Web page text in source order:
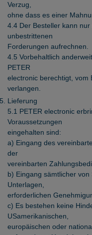
Verzug,
ohne dass es einer
4.4 Der Besteller kann
unbestrittenen
Forderungen aufrechnen.
4.5 Vorbehaltlich
PETER
electronic berechtigt, vom
verlangen.
Lieferung
5.1 PETER electronic
Voraussetzungen
eingehalten sind:
a) Eingang des
der
vereinbarten
b) Eingang sämtlicher
Unterlagen,
erforderlichen
c) Es bestehen keine
USamerikanischen,
europäischen oder